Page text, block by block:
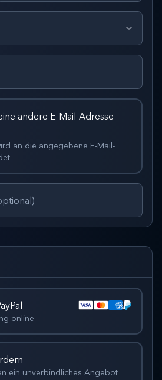
andere E-Mail-Adresse
an die angegebene E-Mail-
online
ein unverbindliches Angebot